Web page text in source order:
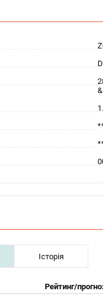
Історія
Рейтинг/